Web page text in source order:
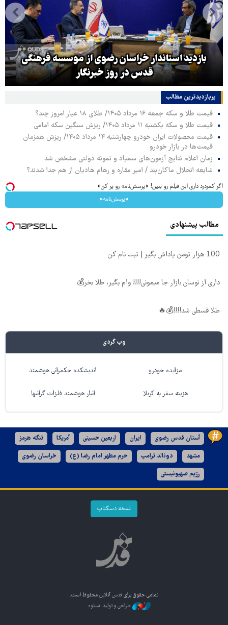
بازدید استاندار خراسان رضوی از موسسه فرهنگی
قدس در روز خبرنگار
پربازدیدترین‌ مطالب
قیمت طلا و سکه جمعه ۱۶ مرداد ۱۴۰۵/ طلای ۱۸ عیار امروز چند؟
قیمت طلا و سکه یکشنبه ۱۱ مرداد ۱۴۰۵/ ریزش سنگین سکه امامی
قیمت محصولات ایران خودرو چهارشنبه ۱۴ مرداد ۱۴۰۵/ ریزش همزمان
قیمت‌ها در بازار خودرو
زمان اعلام نتایج آزمون‌های سمپاد و نمونه دولتی مشخص شد
شایعه انحلال ماکان‌بند / امیر مقاره و رهام هادیان از هم جدا شدند؟
اگر کمردرد داری این فیلم رو ببین! ◗پرسش‌نامه رو پر کن◖
◂پرسش‌نامه▸
مطالب پیشنهادی
100 هزار تومن پاداش بگیر | ثبت نام کن
داری از نوسان بازار جا میمونی!!!! وام بگیر، طلا بخر💰
طلا قسطی شد!!!!💰🔥
وب گردی
مزایده خودرو اندیشکده حکمرانی هوشمند
هزینه سفر به کربلا انبار هوشمند فلزات گرانبها
آستان قدس رضوی ایران اربعین حسینی آمریکا تنگه هرمز
مشهد دونالد ترامپ حرم مطهر امام رضا (ع) خراسان رضوی
رژیم صهیونیستی
نسخه دسکتاپ
تمامی حقوق برای قدس آنلاین محفوظ است.
طراحی و تولید: نستوه